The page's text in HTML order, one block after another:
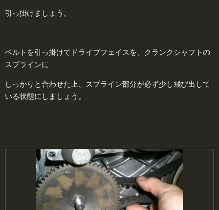
引っ掛けましょう。
ベルトを引っ掛けてドライブフェイスを、クランクシャフトの
スプラインに
しっかりと合わせた上、スプライン部分が必ず少し飛び出して
いる状態にしましょう。